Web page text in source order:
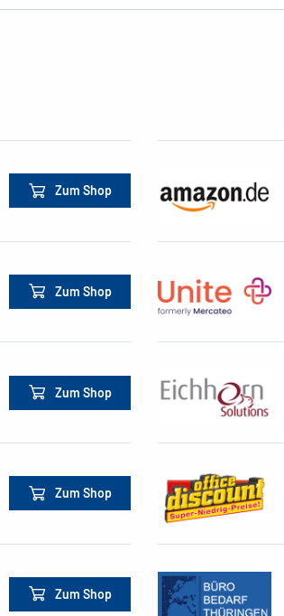
Zum Shop
Zum Shop
Zum Shop
Zum Shop
Zum Shop